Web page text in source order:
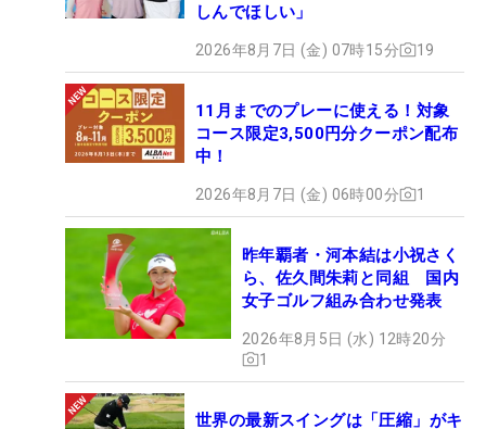
しんでほしい」
2026年8月7日 (金) 07時15分 19
11月までのプレーに使える！対象
コース限定3,500円分クーポン配布
中！
2026年8月7日 (金) 06時00分 1
昨年覇者・河本結は小祝さく
ら、佐久間朱莉と同組 国内
女子ゴルフ組み合わせ発表
2026年8月5日 (水) 12時20分
1
世界の最新スイングは「圧縮」がキ